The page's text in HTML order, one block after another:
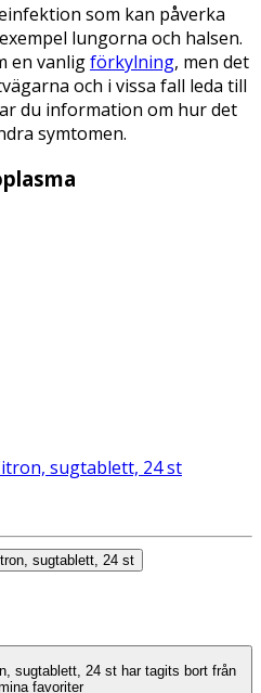
som kan påverka
lungorna och halsen.
en vanligförkylning, men det
och i vissa fall leda till
du information om hur det
symtomen.
sugtablett, 24 st
sugtablett, 24 st
sugtablett, 24 st har tagits bort från
favoriter